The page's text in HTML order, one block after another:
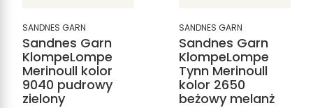
SANDNES GARN
Sandnes Garn
KlompeLompe
Merinoull kolor
9040 pudrowy
zielony
SANDNES GARN
Sandnes Garn
KlompeLompe
Tynn Merinoull
kolor 2650
beżowy melanż